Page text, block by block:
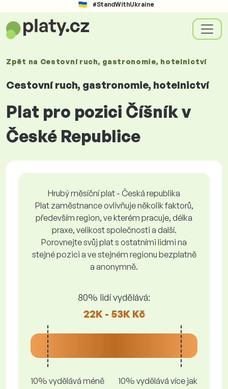
#StandWithUkraine
Zpět na Cestovní ruch, gastronomie, hotelnictví
Cestovní ruch, gastronomie, hotelnictví
Plat pro pozici Číšník v
České Republice
Hrubý měsíční plat - Česká republika
Plat zaměstnance ovlivňuje několik faktorů,
především region, ve kterém pracuje, délka
praxe, velikost společnosti a další.
Porovnejte svůj plat s ostatními lidmi na
stejné pozici a ve stejném regionu bezplatně
a anonymně.
80% lidí vydělává:
22K - 53K Kč
10% vydělává méně
10% vydělává více jak